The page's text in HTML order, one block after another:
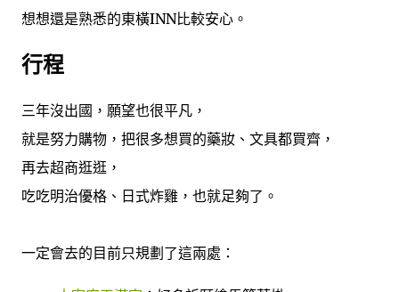
想想還是熟悉的東橫INN比較安心。
行程
三年沒出國，願望也很平凡，
就是努力購物，把很多想買的藥妝、文具都買齊，
再去超商逛逛，
吃吃明治優格、日式炸雞，也就足夠了。
一定會去的目前只規劃了這兩處：